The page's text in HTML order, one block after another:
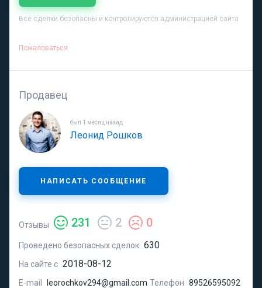
Все сделки безопасны и контролируются администрацией сайта
Пожаловаться
Продавец
был 1 месяц назад
Леонид Рошков
НАПИСАТЬ СООБЩЕНИЕ
Отзывы 231 2 0
Проведено безопасных сделок 630
На сайте с 2018-08-12
E-mail leorochkov294@gmail.com Телефон 89526595092